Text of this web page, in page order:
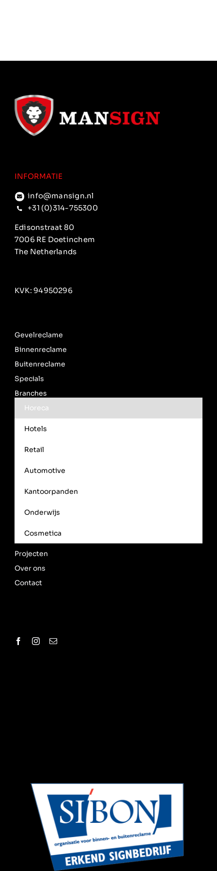
INFORMATIE
info@mansign.nl
+31 (0)314-755300
Edisonstraat 80
7006 RE Doetinchem
The Netherlands
KVK: 94950296
Gevelreclame
Binnenreclame
Buitenreclame
Specials
Branches
Horeca
Hotels
Retail
Automotive
Kantoorpanden
Onderwijs
Cosmetica
Projecten
Over ons
Contact